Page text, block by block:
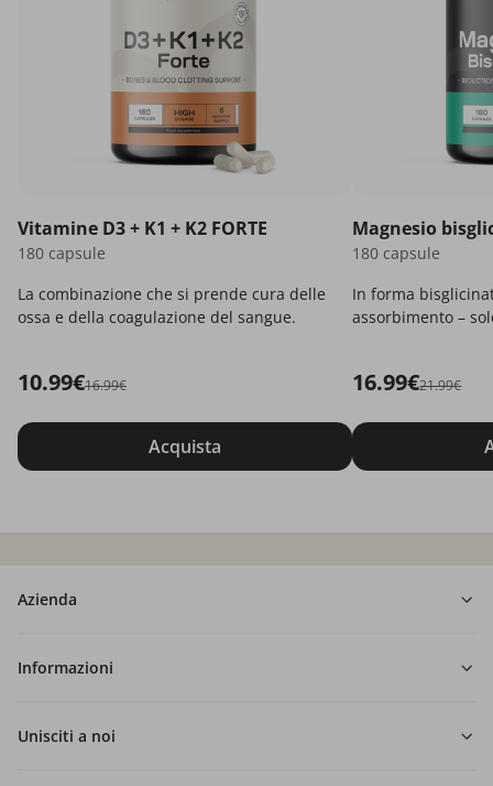
Vitamine D3 + K1 + K2 FORTE
180 capsule
La combinazione che si prende cura delle
ossa e della coagulazione del sangue.
10.99€16.99€
Acquista
Magnesio
180 capsule
In forma
assorbimento –
16.99€21.99€
Azienda
Informazioni
Unisciti a noi